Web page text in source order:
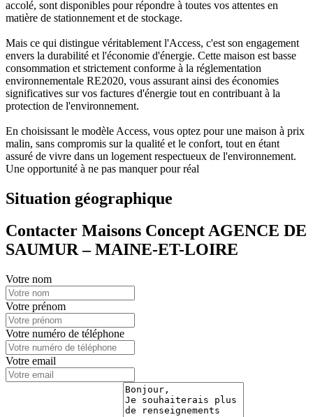
accolé, sont disponibles pour répondre à toutes vos attentes en
matière de stationnement et de stockage.
Mais ce qui distingue véritablement l'Access, c'est son engagement
envers la durabilité et l'économie d'énergie. Cette maison est basse
consommation et strictement conforme à la réglementation
environnementale RE2020, vous assurant ainsi des économies
significatives sur vos factures d'énergie tout en contribuant à la
protection de l'environnement.
En choisissant le modèle Access, vous optez pour une maison à prix
malin, sans compromis sur la qualité et le confort, tout en étant
assuré de vivre dans un logement respectueux de l'environnement.
Une opportunité à ne pas manquer pour réal
Situation géographique
Contacter Maisons Concept AGENCE DE
SAUMUR – MAINE-ET-LOIRE
Votre nom
Votre prénom
Votre numéro de téléphone
Votre email